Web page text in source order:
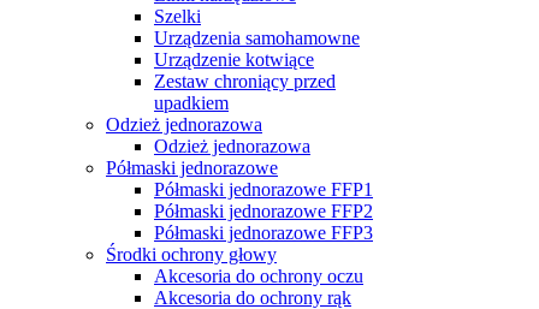
Szelki
Urządzenia samohamowne
Urządzenie kotwiące
Zestaw chroniący przed
upadkiem
Odzież jednorazowa
Odzież jednorazowa
Półmaski jednorazowe
Półmaski jednorazowe FFP1
Półmaski jednorazowe FFP2
Półmaski jednorazowe FFP3
Środki ochrony głowy
Akcesoria do ochrony oczu
Akcesoria do ochrony rąk